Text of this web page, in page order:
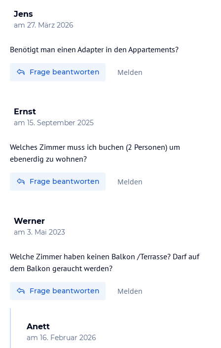
Jens
am 27. März 2026
Benötigt man einen Adapter in den Appartements?
Frage beantworten Melden
Ernst
am 15. September 2025
Welches Zimmer muss ich buchen (2 Personen) um
ebenerdig zu wohnen?
Frage beantworten Melden
Werner
am 3. Mai 2023
Welche Zimmer haben keinen Balkon /Terrasse? Darf auf
dem Balkon geraucht werden?
Frage beantworten Melden
Anett
am 16. Februar 2026